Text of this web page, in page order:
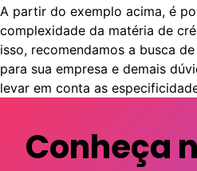
A partir do exemplo acima, é
complexidade da matéria de
isso, recomendamos a busca
para sua empresa e demais
levar em conta as
Conheça